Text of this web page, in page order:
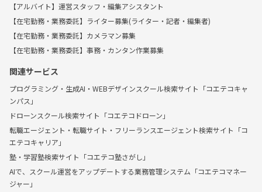
【アルバイト】運営スタッフ・編集アシスタント
【在宅勤務・業務委託】ライター募集(ライター・記者・編集者)
【在宅勤務・業務委託】カメラマン募集
【在宅勤務・業務委託】事務・カンタン作業募集
関連サービス
プログラミング・生成AI・WEBデザインスクール検索サイト「コエテコキャ
ンパス」
ドローンスクール検索サイト「コエテコドローン」
転職エージェント・転職サイト・フリーランスエージェント検索サイト「コ
エテコキャリア」
塾・学習塾検索サイト「コエテコ塾さがし」
AIで、スクール運営をアップデートする業務管理システム「コエテコマネー
ジャー」